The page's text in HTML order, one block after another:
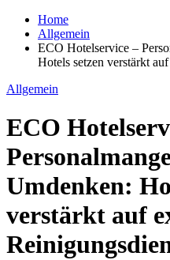
Home
Allgemein
ECO Hotelservice –
Hotels setzen verstärkt
Allgemein
ECO
Umdenken:
verstärkt auf